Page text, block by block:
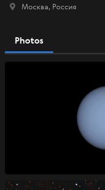
Москва, Россия
Photos